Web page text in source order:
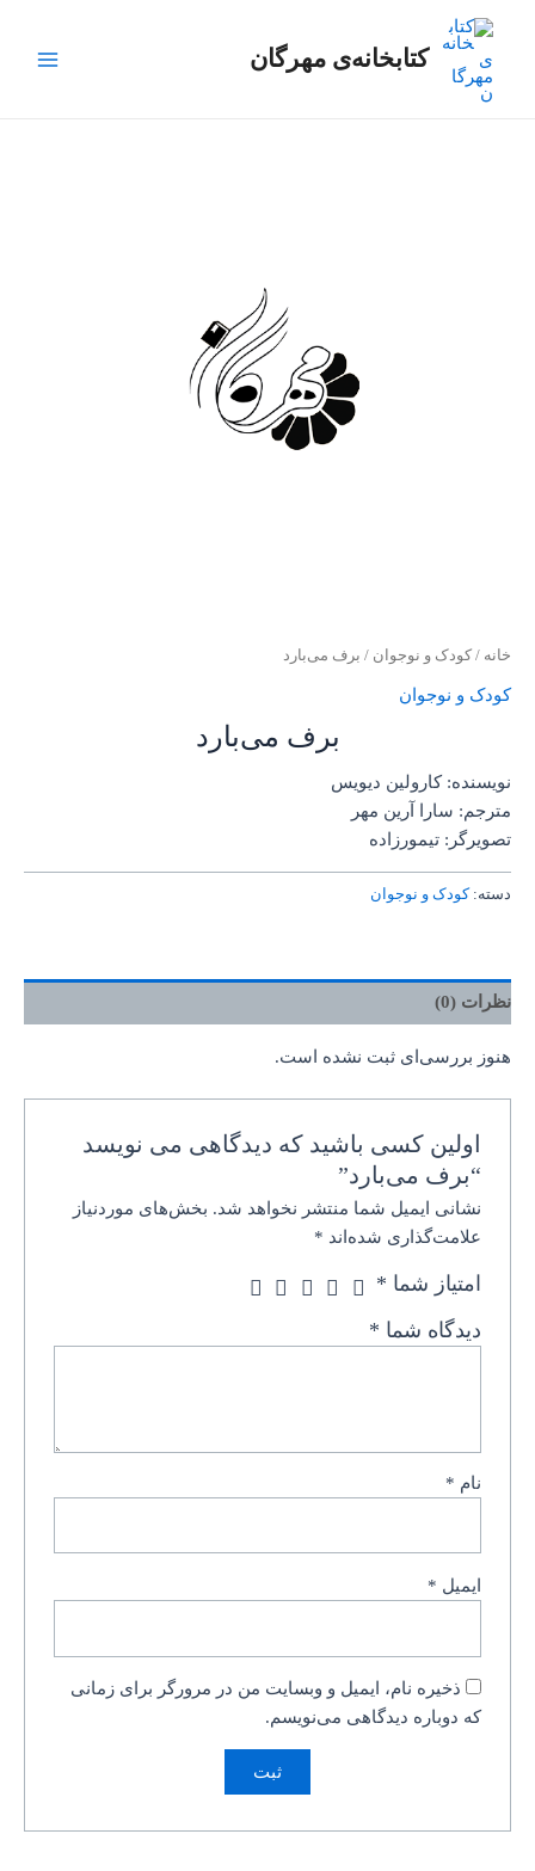
کتابخانه‌ی مهرگان
Menu
خانه / کودک و نوجوان / برف می‌بارد
کودک و نوجوان
برف می‌بارد
نویسنده: کارولین دیویس
مترجم: سارا آرین مهر
تصویرگر: تیمورزاده
دسته:کودک و نوجوان
نظرات (0)
هنوز بررسی‌ای ثبت نشده است.
اولین کسی باشید که دیدگاهی می نویسد
“برف می‌بارد”
نشانی ایمیل شما منتشر نخواهد شد. بخش‌های موردنیاز
علامت‌گذاری شده‌اند *
امتیاز شما *
دیدگاه شما *
نام *
ایمیل *
ذخیره نام، ایمیل و وبسایت من در مرورگر برای زمانی
که دوباره دیدگاهی می‌نویسم.